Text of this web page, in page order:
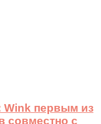
Wink первым из
совместно с